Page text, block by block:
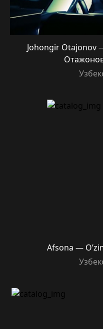
Johongir Otajonov
Afsona —